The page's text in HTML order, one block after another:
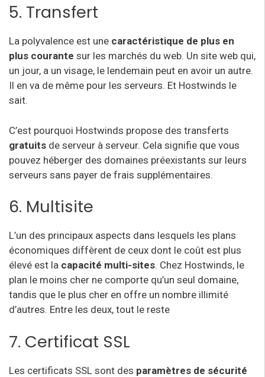
5. Transfert
La polyvalence est une caractéristique de plus en
plus courante sur les marchés du web. Un site web qui,
un jour, a un visage, le lendemain peut en avoir un autre.
Il en va de même pour les serveurs. Et Hostwinds le
sait.
C’est pourquoi Hostwinds propose des transferts
gratuits de serveur à serveur. Cela signifie que vous
pouvez héberger des domaines préexistants sur leurs
serveurs sans payer de frais supplémentaires.
6. Multisite
L’un des principaux aspects dans lesquels les plans
économiques diffèrent de ceux dont le coût est plus
élevé est la capacité multi-sites. Chez Hostwinds, le
plan le moins cher ne comporte qu’un seul domaine,
tandis que le plus cher en offre un nombre illimité
d’autres. Entre les deux, tout le reste
7. Certificat SSL
Les certificats SSL sont des paramètres de sécurité